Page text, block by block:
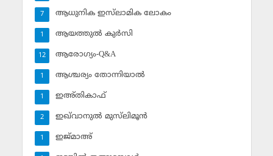
ആധുനിക ഇസ്‌ലാമിക ലോകം
7
ആയത്തുല്‍ കുര്‍സി
1
ആരോഗ്യം-Q&A
12
ആശ്ചര്യം തോന്നിയാല്‍
1
ഇഅ്തികാഫ്‌
1
ഇഖ്‌വാനുല്‍ മുസ്‌ലിമൂന്‍
2
ഇജ്മാഅ്
1